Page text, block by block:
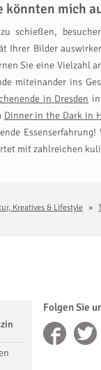
könnten mich
schießen,
Ihrer Bilder
Sie eine Vielzahl
miteinander ins
in Dresden
Dinner in the Dark in
mit zahlreichen
Kreatives & Lifestyle
Folgen Sie